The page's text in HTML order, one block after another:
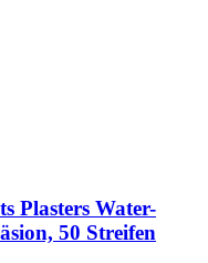
Plasters Water-
50 Streifen